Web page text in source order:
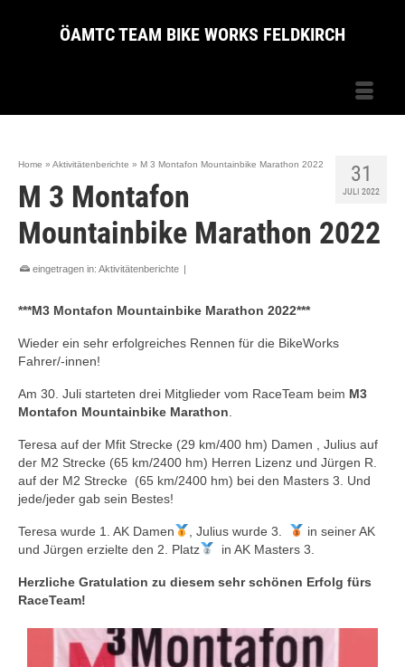
ÖAMTC TEAM BIKE WORKS FELDKIRCH
31
JULI 2022
Home » Aktivitätenberichte » M 3 Montafon Mountainbike Marathon 2022
M 3 Montafon
Mountainbike Marathon 2022
eingetragen in: Aktivitätenberichte |
***M3 Montafon Mountainbike Marathon 2022***
Wieder ein sehr erfolgreiches Rennen für die BikeWorks
Fahrer/-innen!
Am 30. Juli starteten drei Mitglieder vom RaceTeam beim M3
Montafon Mountainbike Marathon
Teresa auf der Mfit Strecke (29 km/400 hm) Damen , Julius auf
der M2 Strecke (65 km/2400 hm) Herren Lizenz und Jürgen R.
auf der M2 Strecke (65 km/2400 hm) bei den Masters 3. Und
jede/jeder gab sein Bestes!
Teresa wurde 1. AK Damen , Julius wurde 3.
in seiner AK
und Jürgen erzielte den 2. Platz
in AK Masters 3.
Herzliche Gratulation zu diesem sehr schönen Erfolg fürs
RaceTeam!